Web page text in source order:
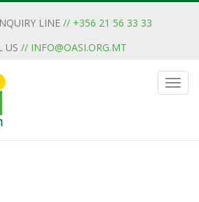
LINE // +356 21 56 33 33
US // INFO@OASI.ORG.MT